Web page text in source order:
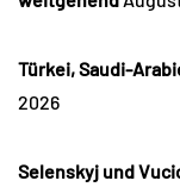
Türkei, Saudi-
2026
Selenskyj und